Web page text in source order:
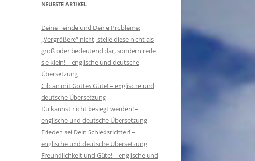
NEUESTE ARTIKEL
Deine Feinde und Deine Probleme:
„Vergrößere“ nicht, stelle diese nicht als
groß oder bedeutend dar, sondern rede
sie klein! – englische und deutsche
Übersetzung
Gib an mit Gottes Güte! – englische und
deutsche Übersetzung
Du kannst nicht besiegt werden! –
englische und deutsche Übersetzung
Frieden sei Dein Schiedsrichter! –
englische und deutsche Übersetzung
Freundlichkeit und Güte! – englische und